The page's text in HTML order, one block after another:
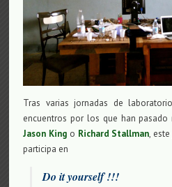
Tras varias jornadas de laboratorio
encuentros por los que han pasado
Jason King o Richard Stallman,
participa en
Do it yourself !!!